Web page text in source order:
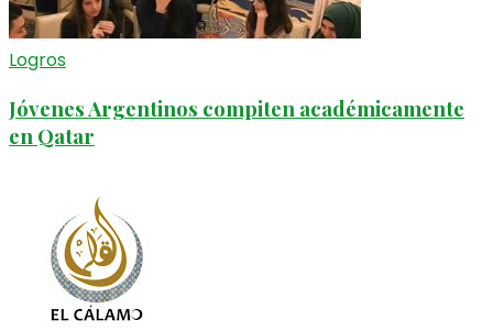
Logros
Jóvenes Argentinos compiten académicamente
en Qatar